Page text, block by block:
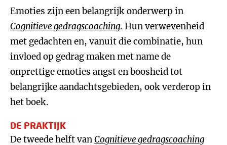
Emoties zijn een belangrijk onderwerp in
Cognitieve gedragscoaching. Hun verwevenheid
met gedachten en, vanuit die combinatie, hun
invloed op gedrag maken met name de
onprettige emoties angst en boosheid tot
belangrijke aandachtsgebieden, ook verderop in
het boek.
DE PRAKTIJK
De tweede helft vanCognitieve gedragscoaching